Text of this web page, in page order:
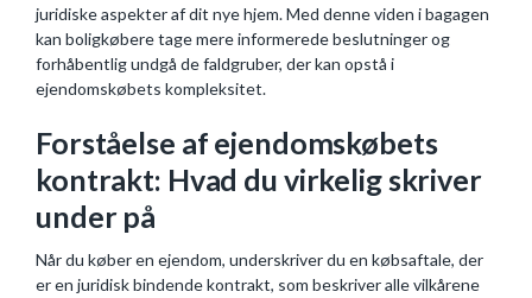
juridiske aspekter af dit nye hjem. Med denne viden i bagagen
kan boligkøbere tage mere informerede beslutninger og
forhåbentlig undgå de faldgruber, der kan opstå i
ejendomskøbets kompleksitet.
Forståelse af ejendomskøbets
kontrakt: Hvad du virkelig skriver
under på
Når du køber en ejendom, underskriver du en købsaftale, der
er en juridisk bindende kontrakt, som beskriver alle vilkårene